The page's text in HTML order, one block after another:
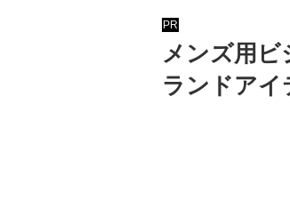
PR
メンズ用ビ
ランドアイ